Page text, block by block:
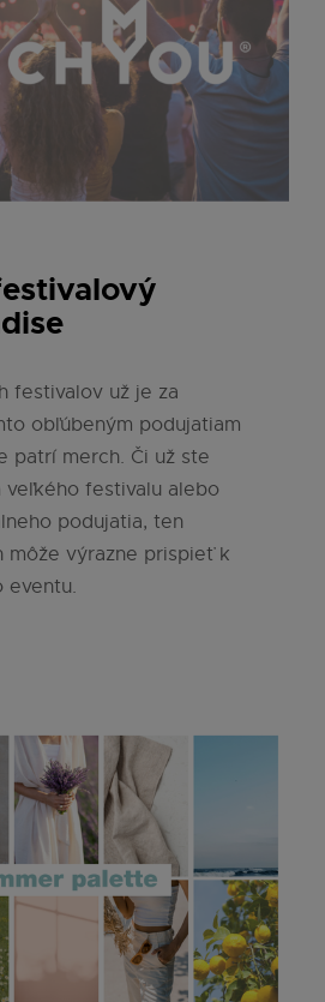
festivalov už je za
obľúbeným podujatiam
patrí merch. Či už ste
veľkého festivalu alebo
podujatia, ten
môže výrazne prispieť k
eventu.